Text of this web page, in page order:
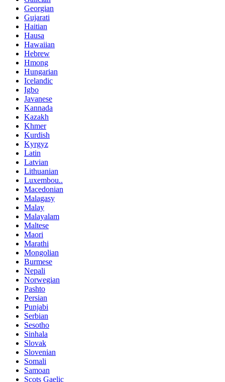
Georgian
Gujarati
Haitian
Hausa
Hawaiian
Hebrew
Hmong
Hungarian
Icelandic
Igbo
Javanese
Kannada
Kazakh
Khmer
Kurdish
Kyrgyz
Latin
Latvian
Lithuanian
Luxembou..
Macedonian
Malagasy
Malay
Malayalam
Maltese
Maori
Marathi
Mongolian
Burmese
Nepali
Norwegian
Pashto
Persian
Punjabi
Serbian
Sesotho
Sinhala
Slovak
Slovenian
Somali
Samoan
Scots Gaelic